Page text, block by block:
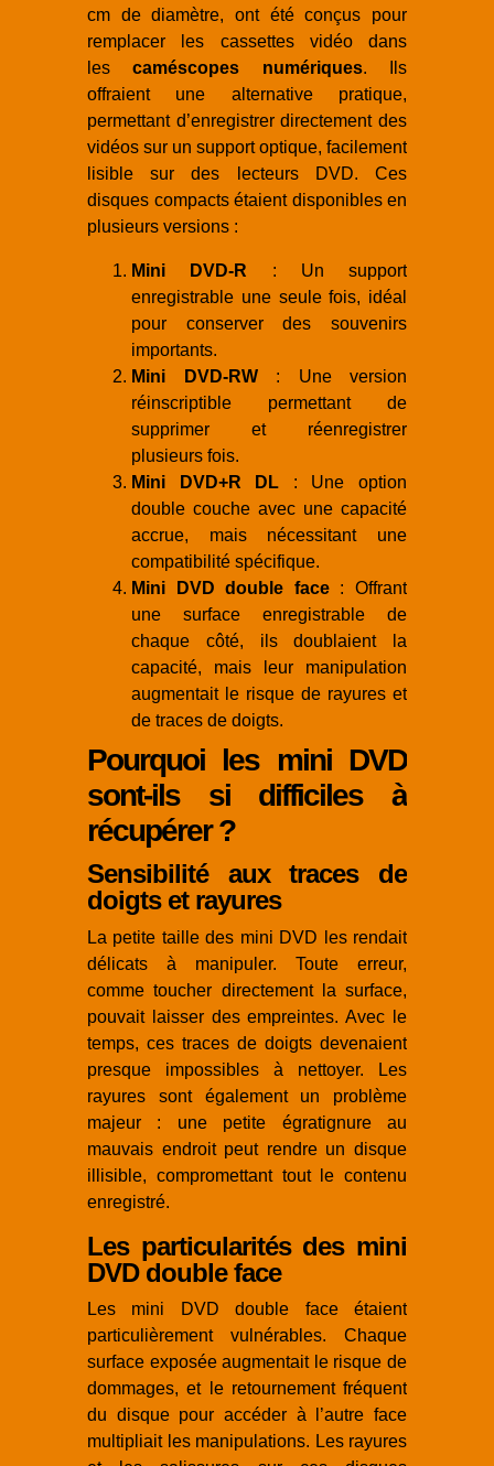
cm de diamètre, ont été conçus pour
remplacer les cassettes vidéo dans
lescaméscopes numériques. Ils
offraient une alternative pratique,
permettant d’enregistrer directement des
vidéos sur un support optique, facilement
lisible sur des lecteurs DVD. Ces
disques compacts étaient disponibles en
plusieurs versions :
Mini DVD-R : Un support
enregistrable une seule fois, idéal
pour conserver des souvenirs
importants.
Mini DVD-RW: Une version
réinscriptible permettant de
supprimer et réenregistrer
plusieurs fois.
Mini DVD+R DL : Une option
double couche avec une capacité
accrue, mais nécessitant une
compatibilité spécifique.
Mini DVD double face: Offrant
une surface enregistrable de
chaque côté, ils doublaient la
capacité, mais leur manipulation
augmentait le risque de rayures et
de traces de doigts.
Pourquoi les mini DVD
sont-ils si difficiles à
récupérer ?
Sensibilité aux traces de
doigts et rayures
La petite taille des mini DVD les rendait
délicats à manipuler. Toute erreur,
comme toucher directement la surface,
pouvait laisser des empreintes. Avec le
temps, ces traces de doigts devenaient
presque impossibles à nettoyer. Les
rayures sont également un problème
majeur : une petite égratignure au
mauvais endroit peut rendre un disque
illisible, compromettant tout le contenu
enregistré.
Les particularités des mini
DVD double face
Les mini DVD double face étaient
particulièrement vulnérables. Chaque
surface exposée augmentait le risque de
dommages, et le retournement fréquent
du disque pour accéder à l’autre face
multipliait les manipulations. Les rayures